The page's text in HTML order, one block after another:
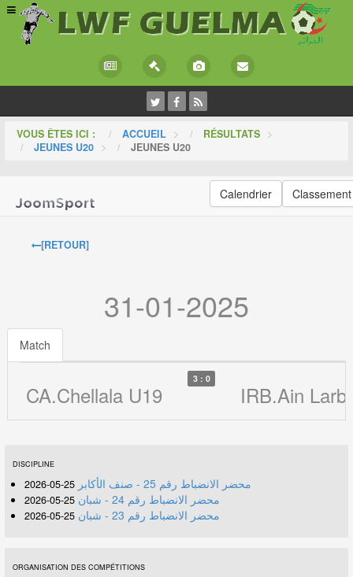
VOUS ÊTES ICI : ACCUEIL > RÉSULTATS >
JEUNES U20 > JEUNES U20
Calendrier Classement
[RETOUR]
31-01-2025
Match
CA.Chellala U19
3 : 0
IRB.Ain
DISCIPLINE
محضر الانضباط رقم 25 - صنف الأكابر 25-05-2026
محضر الانضباط رقم 24 - شبان 25-05-2026
محضر الانضباط رقم 23 - شبان 25-05-2026
ORGANISATION DES COMPÉTITIONS